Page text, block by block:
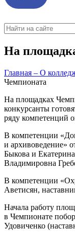
На
Главная – О
Чемпионата
На площадках
конкурсанты
ряду компетенций
В компетенции
и архивоведение»
Быкова и
Владимировна
В компетенции
Аветисян,
Начала работу
в Чемпионате
Удовиченко